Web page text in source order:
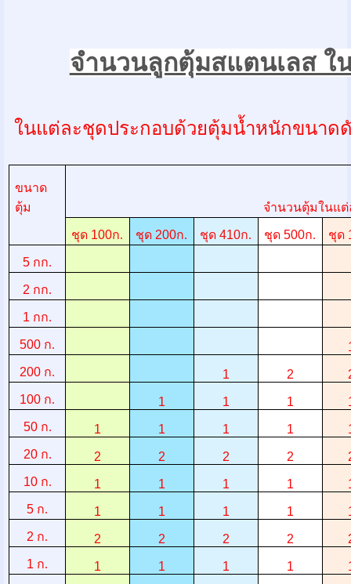
จำนวนลูกตุ้มสแตนเลส ใ
ในแต่ละชุดประกอบด้วยตุ้มน้ำหนักขนาด
ขนาด
ตุ้ม
จำนวนตุ้มในแ
ชุด 100ก. ชุด 200ก. ชุด410ก. ชุด500ก. ชุด
5 กก.
2 กก.
1 กก.
500 ก.
200 ก. 1 2
100 ก. 1 1 1
50 ก. 1 1 1 1
20 ก. 2 2 2 2
10 ก. 1 1 1 1
5 ก. 1 1 1 1
2 ก. 2 2 2 2
1 ก. 1 1 1 1